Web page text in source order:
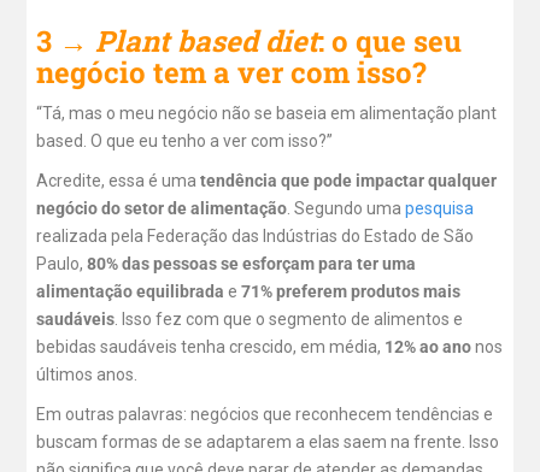
3 →Plant based diet: o que seu
negócio tem a ver com isso?
“Tá, mas o meu negócio não se baseia em alimentação plant
based. O que eu tenho a ver com isso?”
Acredite, essa é umatendência que pode impactar qualquer
negócio do setor de alimentação . Segundo umapesquisa
realizada pela Federação das Indústrias do Estado de São
Paulo,80% das pessoas se esforçam para ter uma
alimentação equilibrada e71% preferem produtos mais
saudáveis . Isso fez com que o segmento de alimentos e
bebidas saudáveis tenha crescido, em média, 12% ao anonos
últimos anos.
Em outras palavras: negócios que reconhecem tendências e
buscam formas de se adaptarem a elas saem na frente. Isso